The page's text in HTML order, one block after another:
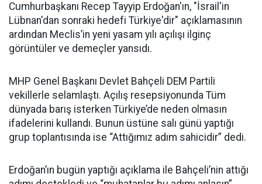
Cumhurbaşkanı Recep Tayyip Erdoğan'ın, "İsrail'in
Lübnan'dan sonraki hedefi Türkiye'dir" açıklamasının
ardından Meclis’in yeni yasam yılı açılışı ilginç
görüntüler ve demeçler yansıdı.
MHP Genel Başkanı Devlet Bahçeli DEM Partili
vekillerle selamlaştı. Açılış resepsiyonunda Tüm
dünyada barış isterken Türkiye’de neden olmasın
ifadelerini kullandı. Bunun üstüne salı günü yaptığı
grup toplantısında ise “Attığımız adım sahicidir” dedi.
Erdoğan’ın bugün yaptığı açıklama ile Bahçeli’nin attığı